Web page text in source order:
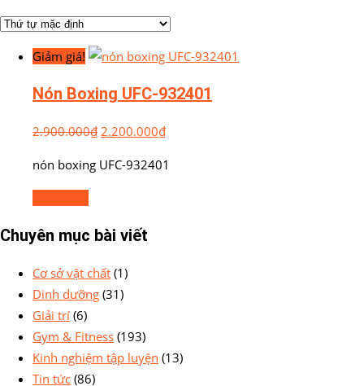
Giảm giá!
Nón Boxing UFC-932401
2.900.000₫ 2.200.000₫
nón boxing UFC-932401
Chuyên mục bài viết
Cơ sở vật chất (1)
Dinh dưỡng (31)
Giải trí (6)
Gym & Fitness (193)
Kinh nghiệm tập luyện (13)
Tin tức (86)